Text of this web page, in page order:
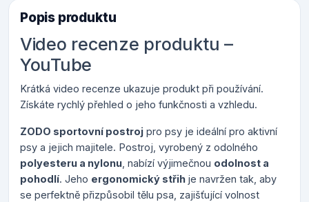
Popis produktu
Video recenze produktu –
YouTube
Krátká video recenze ukazuje produkt při používání.
Získáte rychlý přehled o jeho funkčnosti a vzhledu.
ZODO sportovní postroj pro psy je ideální pro aktivní
psy a jejich majitele. Postroj, vyrobený z odolného
polyesteru a nylonu , nabízí výjimečnou odolnost a
pohodlí. Jeho ergonomický střih je navržen tak, aby
se perfektně přizpůsobil tělu psa, zajišťující volnost